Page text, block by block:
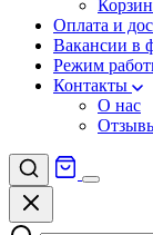
Оплата и
Вакансии в
Режим
Контакты
О нас